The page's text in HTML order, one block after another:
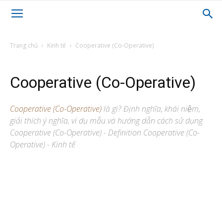
Trang chủ Kinh tế Cooperative (Co-Operative)
Cooperative (Co-Operative)
Cooperative (Co-Operative)là gì? Định nghĩa, khái niệm,
giải thích ý nghĩa, ví dụ mẫu và hướng dẫn cách sử dụng
Cooperative (Co-Operative) - Definition Cooperative (Co-
Operative) - Kinh tế